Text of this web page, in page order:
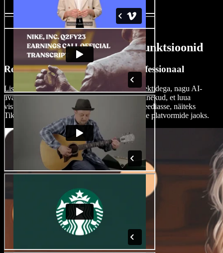
AI Promo Video Looja funktsioonid
Redigeeri promo videoid nagu professionaal
Lisa oma promo videotele särtsu erinevate efektidega, nagu AI-
avatari kasutamine, hääleülekanded või üleminekud, et luua
visuaalselt silmapaistvaid reklaame sotsiaalmeediasse, näiteks
TikToki, LinkedIni, Instagrami lugude ja teiste platvormide jaoks.